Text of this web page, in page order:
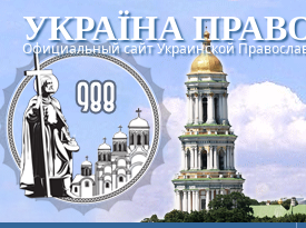
УКРАЇНА
Официальный сайт Украинской